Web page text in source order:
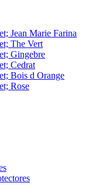
Jean Marie Farina
The Vert
Gingebre
Cedrat
Bois d Orange
Rose